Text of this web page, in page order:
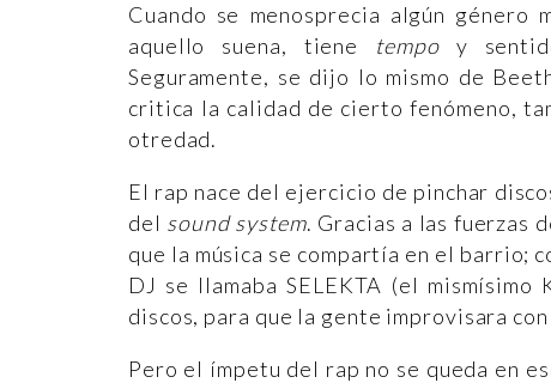
Cuando se menosprecia algún género
aquello suena, tiene tempoy
Seguramente, se dijo lo mismo de
critica la calidad de cierto fenómeno,
otredad.
El rap nace del ejercicio de pinchar
del sound system. Gracias a las fuerzas
que la música se compartía en el barrio;
DJ se llamaba SELEKTA (el
discos, para que la gente improvisara
Pero el ímpetu del rap no se queda en